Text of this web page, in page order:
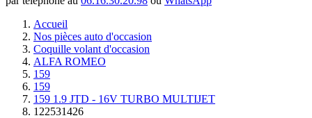
Accueil
Nos pièces auto d'occasion
Coquille volant d'occasion
ALFA ROMEO
159
159
159 1.9 JTD - 16V TURBO MULTIJET
122531426